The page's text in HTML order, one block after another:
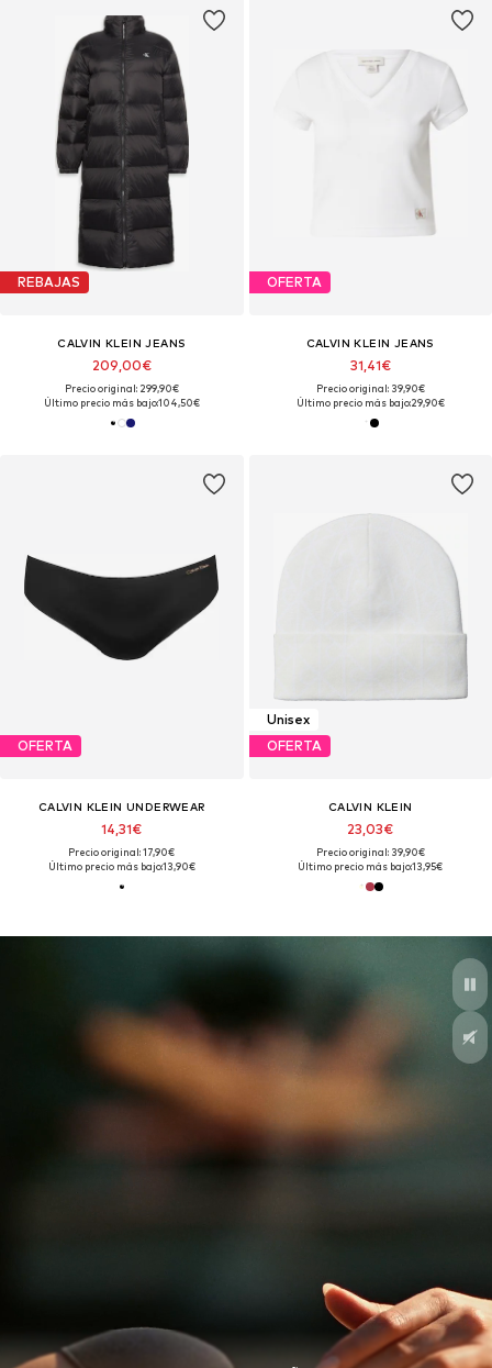
REBAJAS
CALVIN KLEIN JEANS
209,00€
Precio original: 299,90€
Último precio más bajo:104,50€
OFERTA
CALVIN KLEIN JEANS
31,41€
Precio original: 39,90€
Último precio más bajo:29,90€
OFERTA
CALVIN KLEIN UNDERWEAR
14,31€
Precio original: 17,90€
Último precio más bajo:13,90€
Unisex
OFERTA
CALVIN KLEIN
23,03€
Precio original: 39,90€
Último precio más bajo:13,95€